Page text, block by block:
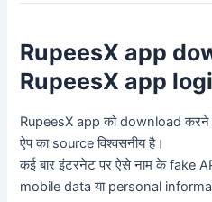
RupeesX app
RupeesX app
RupeesX app को download करने
ऐप का source विश्वसनीय है।
कई बार इंटरनेट पर ऐसे नाम के fake
mobile data या personal